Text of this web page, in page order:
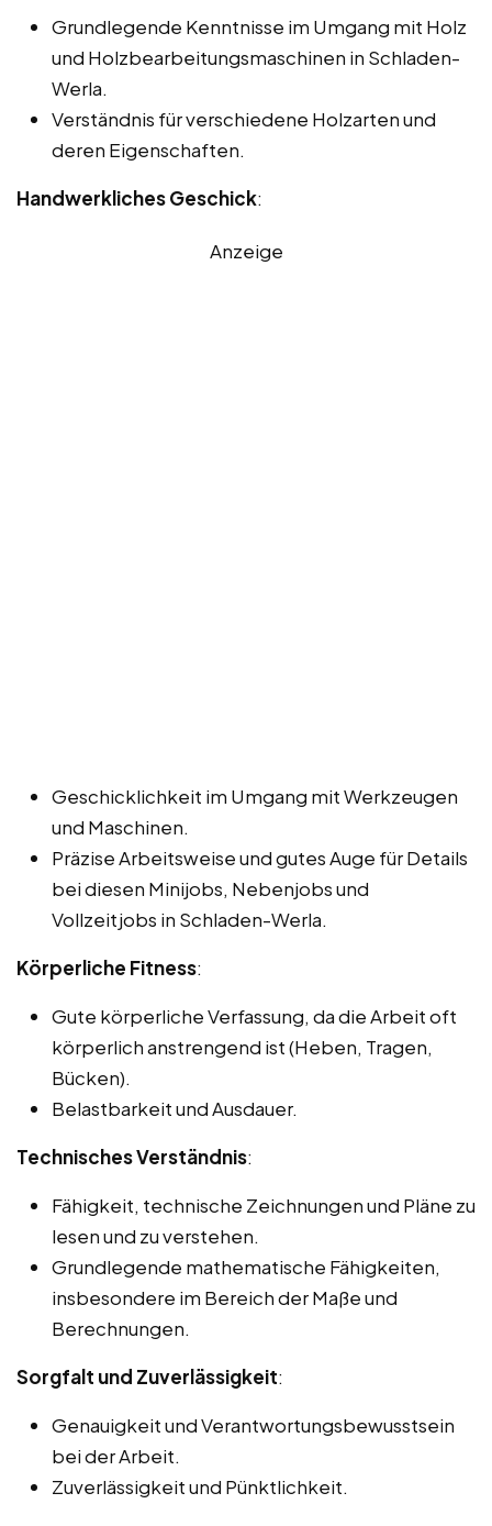
Grundlegende Kenntnisse im Umgang mit Holz
und Holzbearbeitungsmaschinen in Schladen-
Werla.
Verständnis für verschiedene Holzarten und
deren Eigenschaften.
Handwerkliches Geschick:
Anzeige
Geschicklichkeit im Umgang mit Werkzeugen
und Maschinen.
Präzise Arbeitsweise und gutes Auge für Details
bei diesen Minijobs, Nebenjobs und
Vollzeitjobs in Schladen-Werla.
Körperliche Fitness:
Gute körperliche Verfassung, da die Arbeit oft
körperlich anstrengend ist (Heben, Tragen,
Bücken).
Belastbarkeit und Ausdauer.
Technisches Verständnis:
Fähigkeit, technische Zeichnungen und Pläne zu
lesen und zu verstehen.
Grundlegende mathematische Fähigkeiten,
insbesondere im Bereich der Maße und
Berechnungen.
Sorgfalt und Zuverlässigkeit:
Genauigkeit und Verantwortungsbewusstsein
bei der Arbeit.
Zuverlässigkeit und Pünktlichkeit.